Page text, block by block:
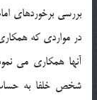
بررسي برخوردهاي
در مواردي كه همكاري
آنها همكاري مي
شخص خلفا به